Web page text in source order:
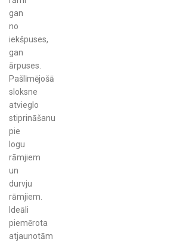
gan
no
iekšpuses,
gan
ārpuses.
Pašlīmējošā
sloksne
atvieglo
stiprināšanu
pie
logu
rāmjiem
un
durvju
rāmjiem.
Ideāli
piemērota
atjaunotām